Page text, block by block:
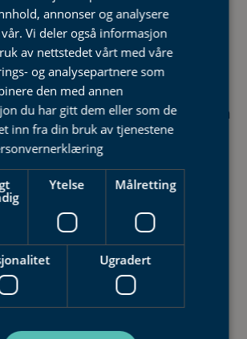
kjøkken, dersom det
elektrisk kurs til komfyren
monteres av en
skal fungere riktig, og
med gjeldende forskrifter, må
en autorisert elektriker.
den blir korrekt koblet til det
og plassert optimalt for å
din. En feilmontert
redusere funksjonaliteten og
skal gi. Våre elektrikere har
annonser og analysere
Vi deler også informasjon
av nettstedet vårt med våre
og analysepartnere som
den med annen
du har gitt dem eller som de
inn fra din bruk av tjenestene
Ytelse Målretting
Ugradert